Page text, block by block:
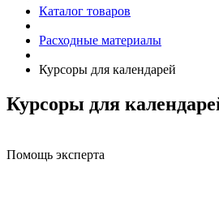
Каталог товаров
Расходные материалы
Курсоры для календарей
Курсоры для
Помощь эксперта